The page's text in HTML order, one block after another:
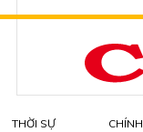
THỜI SỰ